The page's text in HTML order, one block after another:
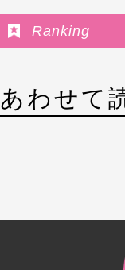
Ranking
あわせて